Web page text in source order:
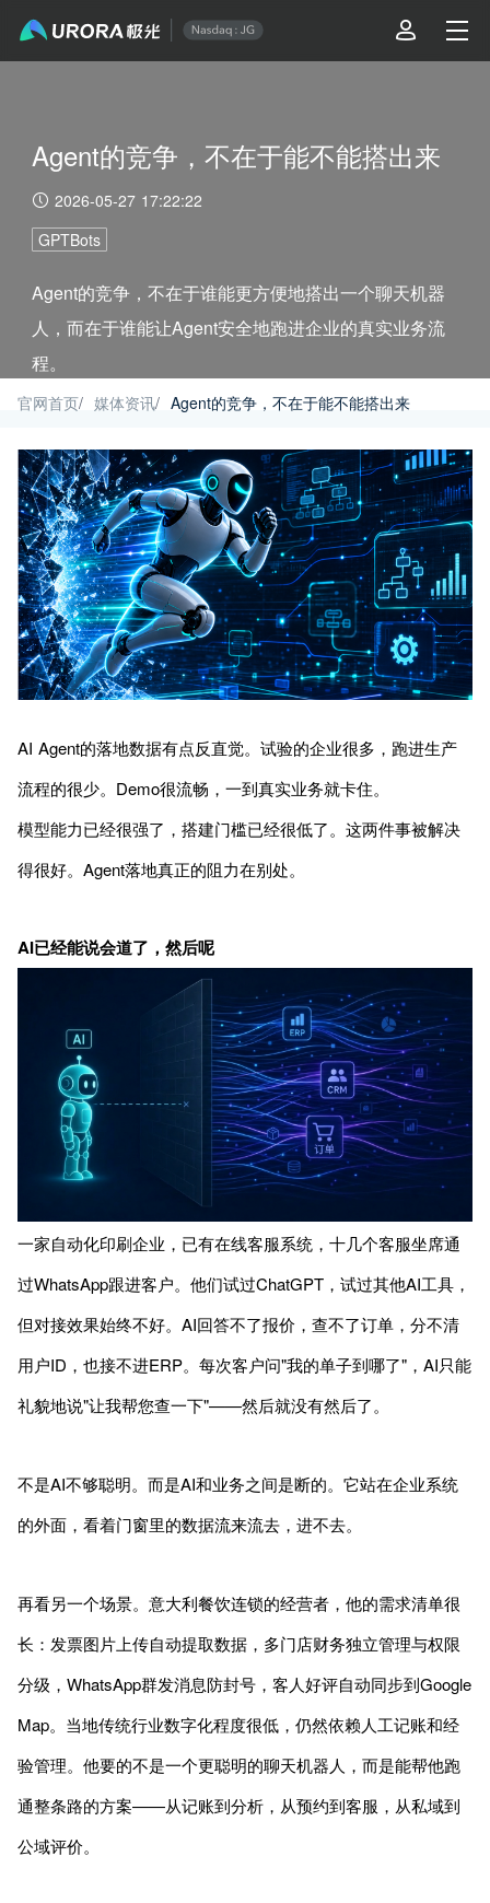
Agent的竞争，不在于能不能搭出来
2026-05-27 17:22:22
GPTBots
Agent的竞争，不在于谁能更方便地搭出一个聊天机器
人，而在于谁能让Agent安全地跑进企业的真实业务流
程。
官网首页/ 媒体资讯/ Agent的竞争，不在于能不能搭出来
AI Agent的落地数据有点反直觉。试验的企业很多，跑进生产
流程的很少。Demo很流畅，一到真实业务就卡住。
模型能力已经很强了，搭建门槛已经很低了。这两件事被解决
得很好。Agent落地真正的阻力在别处。
AI已经能说会道了，然后呢
一家自动化印刷企业，已有在线客服系统，十几个客服坐席通
过WhatsApp跟进客户。他们试过ChatGPT，试过其他AI工具，
但对接效果始终不好。AI回答不了报价，查不了订单，分不清
用户ID，也接不进ERP。每次客户问"我的单子到哪了"，AI只能
礼貌地说"让我帮您查一下"——然后就没有然后了。
不是AI不够聪明。而是AI和业务之间是断的。它站在企业系统
的外面，看着门窗里的数据流来流去，进不去。
再看另一个场景。意大利餐饮连锁的经营者，他的需求清单很
长：发票图片上传自动提取数据，多门店财务独立管理与权限
分级，WhatsApp群发消息防封号，客人好评自动同步到Google
Map。当地传统行业数字化程度很低，仍然依赖人工记账和经
验管理。他要的不是一个更聪明的聊天机器人，而是能帮他跑
通整条路的方案——从记账到分析，从预约到客服，从私域到
公域评价。